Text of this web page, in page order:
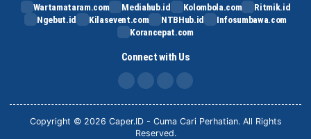
Wartamataram.com Mediahub.id Kolombola.com
Ritmik.id
Ngebut.id
Kilasevent.com NTBHub.id
Infosumbawa.com
Korancepat.com
Connect with Us
FB IG TikTok
Copyright © 2026 Caper.ID - Cuma Cari Perhatian. All Rights
Reserved.